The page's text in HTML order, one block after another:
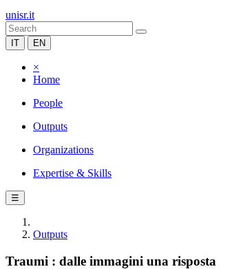
unisr.it
IT EN
×
Home
People
Outputs
Organizations
Expertise & Skills
☰
Outputs
Traumi : dalle immagini una risposta